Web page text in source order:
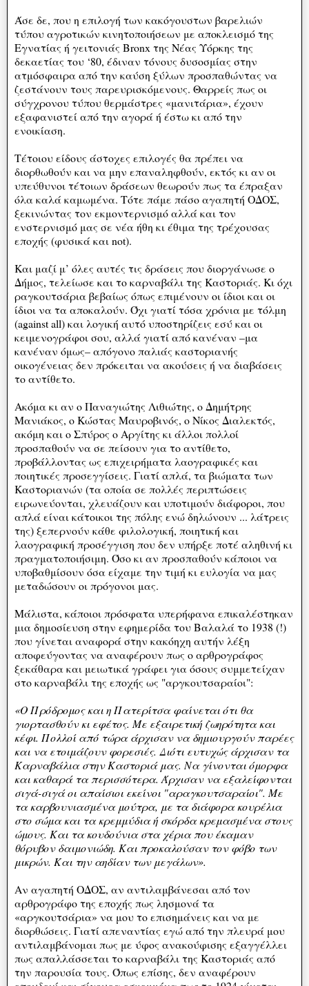
Άσε δε, που η επιλογή των κακόγουστων βαρελιών
τύπου αγροτικών κινητοποιήσεων με αποκλεισμό της
Εγνατίας ή γειτονιάς Bronx της Νέας Υόρκης της
δεκαετίας του ‘80, έδιναν τόνους δυσοσμίας στην
ατμόσφαιρα από την καύση ξύλων προσπαθώντας να
ζεστάνουν τους παρευρισκόμενους. Θαρρείς πως οι
σύγχρονου τύπου θερμάστρες «μανιτάρια», έχουν
εξαφανιστεί από την αγορά ή έστω κι από την
ενοικίαση.
Τέτοιου είδους άστοχες επιλογές θα πρέπει να
διορθωθούν και να μην επαναληφθούν, εκτός κι αν οι
υπεύθυνοι τέτοιων δράσεων θεωρούν πως τα έπραξαν
όλα καλά καμωμένα. Τότε πάμε πάσο αγαπητή ΟΔΟΣ,
ξεκινώντας τον εκμοντερνισμό αλλά και τον
ενστερνισμό μας σε νέα ήθη κι έθιμα της τρέχουσας
εποχής (φυσικά και not).
Και μαζί μ’ όλες αυτές τις δράσεις που διοργάνωσε ο
Δήμος, τελείωσε και το καρναβάλι της Καστοριάς. Κι όχι
ραγκουτσάρια βεβαίως όπως επιμένουν οι ίδιοι και οι
ίδιοι να τα αποκαλούν. Όχι γιατί τόσα χρόνια με τόλμη
(against all) και λογική αυτό υποστηρίζεις εσύ και οι
κειμενογράφοι σου, αλλά γιατί από κανέναν –μα
κανέναν όμως– απόγονο παλιάς καστοριανής
οικογένειας δεν πρόκειται να ακούσεις ή να διαβάσεις
το αντίθετο.
Ακόμα κι αν ο Παναγιώτης Λιθιώτης, ο Δημήτρης
Μανιάκος, ο Κώστας Μαυροβινός, ο Νίκος Διαλεκτός,
ακόμη και ο Σπύρος ο Αργίτης κι άλλοι πολλοί
προσπαθούν να σε πείσουν για το αντίθετο,
προβάλλοντας ως επιχειρήματα λαογραφικές και
ποιητικές προσεγγίσεις. Γιατί απλά, τα βιώματα των
Καστοριανών (τα οποία σε πολλές περιπτώσεις
ειρωνεύονται, χλευάζουν και υποτιμούν διάφοροι, που
απλά είναι κάτοικοι της πόλης ενώ δηλώνουν ... λάτρεις
της) ξεπερνούν κάθε φιλολογική, ποιητική και
λαογραφική προσέγγιση που δεν υπήρξε ποτέ αληθινή κι
πραγματοποιήσιμη. Όσο κι αν προσπαθούν κάποιοι να
υποβαθμίσουν όσα είχαμε την τιμή κι ευλογία να μας
μεταδώσουν οι πρόγονοι μας.
Μάλιστα, κάποιοι πρόσφατα υπερήφανα επικαλέστηκαν
μια δημοσίευση στην εφημερίδα του Βαλαλά το 1938 (!)
που γίνεται αναφορά στην κακόηχη αυτήν λέξη
αποφεύγοντας να αναφέρουν πως ο αρθρογράφος
ξεκάθαρα και μειωτικά γράφει για όσους συμμετείχαν
στο καρναβάλι της εποχής ως "αργκουτσαραίοι":
«Ο Πρόδρομος και η Πατερίτσα φαίνεται ότι θα
γιορτασθούν κι εφέτος. Με εξαιρετική ζωηρότητα και
κέφι. Πολλοί από τώρα άρχισαν να δημιουργούν παρέες
και να ετοιμάζουν φορεσιές. Διότι ευτυχώς άρχισαν τα
Καρναβάλια στην Καστοριά μας. Να γίνονται όμορφα
και καθαρά τα περισσότερα. Άρχισαν να εξαλείφονται
σιγά-σιγά οι απαίσιοι εκείνοι "αραγκουτσαραίοι". Με
τα καρβουνιασμένα μούτρα, με τα διάφορα κουρέλια
στο σώμα και τα κρεμμύδια ή σκόρδα κρεμασμένα στους
ώμους. Και τα κουδούνια στα χέρια που έκαμαν
θόρυβον δαιμονιώδη. Και προκαλούσαν τον φόβο των
μικρών. Και την αηδίαν των μεγάλων».
Αν αγαπητή ΟΔΟΣ, αν αντιλαμβάνεσαι από τον
αρθρογράφο της εποχής πως λησμονά τα
«αργκουτσάρια» να μου το επισημάνεις και να με
διορθώσεις. Γιατί απεναντίας εγώ από την πλευρά μου
αντιλαμβάνομαι πως με ύφος ανακούφισης εξαγγέλλει
πως απαλλάσσεται το καρναβάλι της Καστοριάς από
την παρουσία τους. Όπως επίσης, δεν αναφέρουν